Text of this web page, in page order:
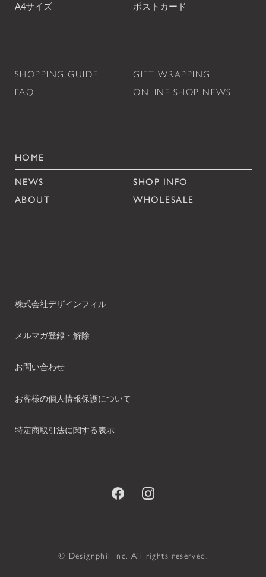
A4サイズ
ポストカード
SHOPPING GUIDE
GIFT WRAPPING
FAQ
ONLINE SHOP NEWS
HOME
NEWS
SHOP INFO
ABOUT
WHOLESALE
株式会社デザインフィル
メルマガ登録・解除
お問い合わせ
お客様の個人情報保護について
特定商取引法に関する表示
© Designphil Inc. All rights reserved.